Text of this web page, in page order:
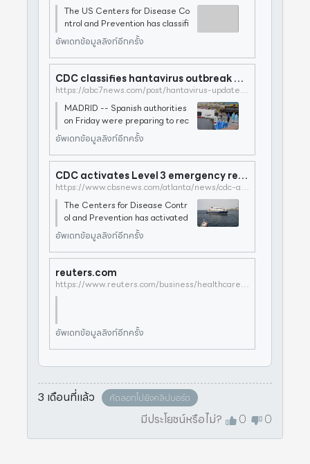
The US Centers for Disease Co
ntrol and Prevention has classifi
ed the hantavirus outbreak as a
“Level 3” threat and activated i
ts emergency operations cente
rs, according to a report. The de
signation
อัพเดทข้อมูลลิงก์อีกครั้ง
CDC classifies hantavirus outbreak as 'Level 3' emergency response
https://abc7news.com/post/hantavirus-updates-spain-readies-evacuations-cruise-ship-cdc-classifies-outbreak-level-3-emergency-response/19063171/
MADRID -- Spanish authorities
on Friday were preparing to rec
eive more than 140 passengers
and crew members on board a
hantavirus-stricken cruise ship
headed for the Canary Islands,
where health offic
อัพเดทข้อมูลลิงก์อีกครั้ง
CDC activates Level 3 emergency response for hantavirus outbreak: Here's what that means
https://www.cbsnews.com/atlanta/news/cdc-activates-level-3-emergency-response-hantavirus-outbreak-mv-hondius/
The Centers for Disease Contr
ol and Prevention has activated
its 24/7 emergency center in A
tlanta to monitor the recent de
adly hantavirus outbreak on a cr
uise ship, sources tell CBS New
s.CDC officials
อัพเดทข้อมูลลิงก์อีกครั้ง
reuters.com
https://www.reuters.com/business/healthcare-pharmaceuticals/us-cdc-classifies-hantavirus-outbreak-level-3-emergency-response-abc-news-2026-05-08/
อัพเดทข้อมูลลิงก์อีกครั้ง
3 เดือนที่แล้ว คัดลอกไปยังคลิปบอร์ด
มีประโยชน์หรือไม่? 0 0